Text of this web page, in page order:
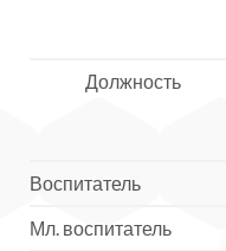
Должность
Воспитатель
Мл. воспитатель